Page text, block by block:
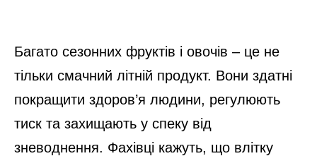
Багато сезонних фруктів і овочів – це не
тільки смачний літній продукт. Вони здатні
покращити здоров’я людини, регулюють
тиск та захищають у спеку від
зневоднення. Фахівці кажуть, що влітку